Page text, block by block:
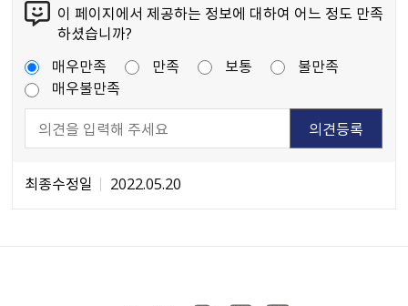
이 페이지에서 제공하는 정보에 대하여 어느 정도 만족
하셨습니까?
매우만족
만족 보통
불만족
매우불만족
최종수정일 2022.05.20